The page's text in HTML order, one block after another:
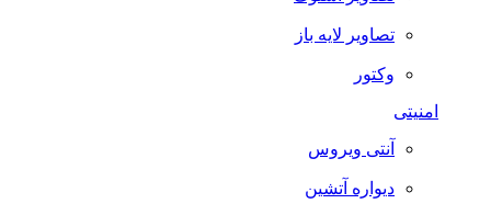
تصاویر لایه باز
وکتور
امنیتی
آنتی ویروس
دیواره آتشین